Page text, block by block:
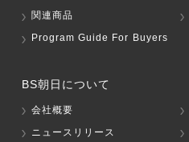
関連商品
Program Guide For Buyers
BS朝日について
会社概要
ニュースリリース